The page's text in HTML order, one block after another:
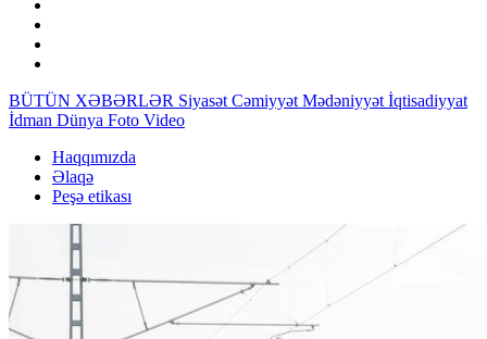
BÜTÜN XƏBƏRLƏR Siyasət Cəmiyyət Mədəniyyət İqtisadiyyat
İdman Dünya Foto Video
Haqqımızda
Əlaqə
Peşə etikası